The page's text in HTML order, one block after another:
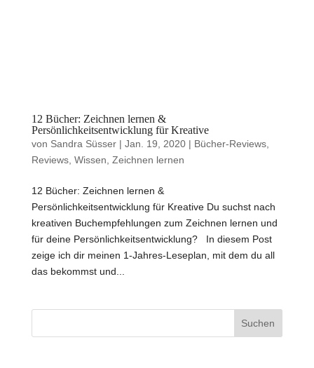
12 Bücher: Zeichnen lernen &
Persönlichkeitsentwicklung für Kreative
von Sandra Süsser| Jan. 19, 2020| Bücher-Reviews,
Reviews, Wissen Zeichnen lernen
12 Bücher: Zeichnen lernen &
Persönlichkeitsentwicklung für Kreative Du suchst nach
kreativen Buchempfehlungen zum Zeichnen lernen und
für deine Persönlichkeitsentwicklung? In diesem Post
zeige ich dir meinen 1-Jahres-Leseplan, mit dem du all
das bekommst und...